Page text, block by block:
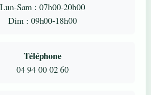
Lun-Sam : 07h00-20h00
Dim : 09h00-18h00
Téléphone
04 94 00 02 60